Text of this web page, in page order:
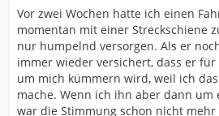
Vor zwei Wochen hatte ich einen
momentan mit einer Streckschiene
nur humpelnd versorgen. Als er
immer wieder versichert, dass er
um mich kümmern wird, weil ich
mache. Wenn ich ihn aber dann um
war die Stimmung schon nicht